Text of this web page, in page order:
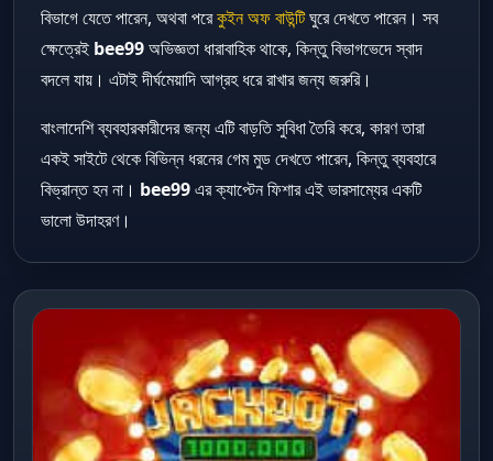
বিভাগে যেতে পারেন, অথবা পরেকুইন অফ বাউন্টিঘুরে দেখতে পারেন। সব
ক্ষেত্রেই bee99অভিজ্ঞতা ধারাবাহিক থাকে, কিন্তু বিভাগভেদে স্বাদ
বদলে যায়। এটাই দীর্ঘমেয়াদি আগ্রহ ধরে রাখার জন্য জরুরি।
বাংলাদেশি ব্যবহারকারীদের জন্য এটি বাড়তি সুবিধা তৈরি করে, কারণ তারা
একই সাইটে থেকে বিভিন্ন ধরনের গেম মুড দেখতে পারেন, কিন্তু ব্যবহারে
বিভ্রান্ত হন না। bee99এর ক্যাপ্টেন ফিশার এই ভারসাম্যের একটি
ভালো উদাহরণ।